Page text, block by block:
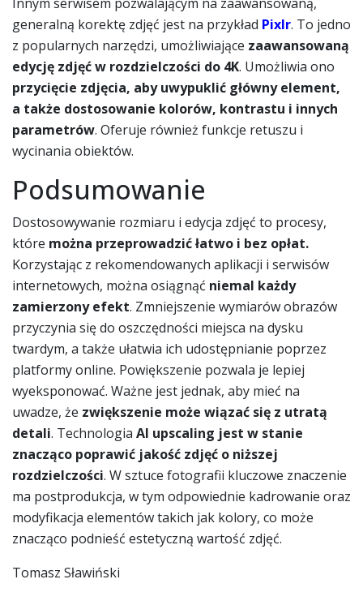
generalną korektę zdjęć jest na przykład Pixlr. To jedno
z popularnych narzędzi, umożliwiające zaawansowaną
edycję zdjęć w rozdzielczości do 4K. Umożliwia ono
przycięcie zdjęcia, aby uwypuklić główny element,
a także dostosowanie kolorów, kontrastu i innych
parametrów. Oferuje również funkcje retuszu i
wycinania obiektów.
Podsumowanie
Dostosowywanie rozmiaru i edycja zdjęć to procesy,
które można przeprowadzić łatwo i bez opłat.
Korzystając z rekomendowanych aplikacji i serwisów
internetowych, można osiągnąć niemal każdy
zamierzony efekt. Zmniejszenie wymiarów obrazów
przyczynia się do oszczędności miejsca na dysku
twardym, a także ułatwia ich udostępnianie poprzez
platformy online. Powiększenie pozwala je lepiej
wyeksponować. Ważne jest jednak, aby mieć na
uwadze, że zwiększenie może wiązać się z utratą
detali. Technologia AI upscaling jest w stanie
znacząco poprawić jakość zdjęć o niższej
rozdzielczości. W sztuce fotografii kluczowe znaczenie
ma postprodukcja, w tym odpowiednie kadrowanie oraz
modyfikacja elementów takich jak kolory, co może
znacząco podnieść estetyczną wartość zdjęć.
Tomasz Sławiński